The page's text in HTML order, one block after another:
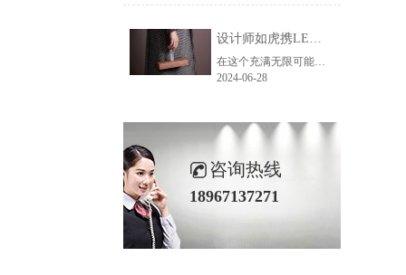
设计师如虎携LEMONLEE红雪松礼盒荣获第六届未来·已来香港新锐当代设计奖铜奖
在这个充满无限可能的2024年夏季，LEMONLEE品牌设计师如虎以其非凡的创意与对自然的深刻理解，精心打造的红雪松木球礼盒，在“2024未来·已来——第六届香港新锐当代设计奖”中摘得铜奖。这不仅是对设计师如虎原创设计能力的嘉奖，更是对LEMONLEE品牌的高度认可。
2024-06-28
咨询热线
18967137271